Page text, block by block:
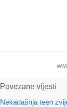
Povezane vijesti
Nekadašnja teen